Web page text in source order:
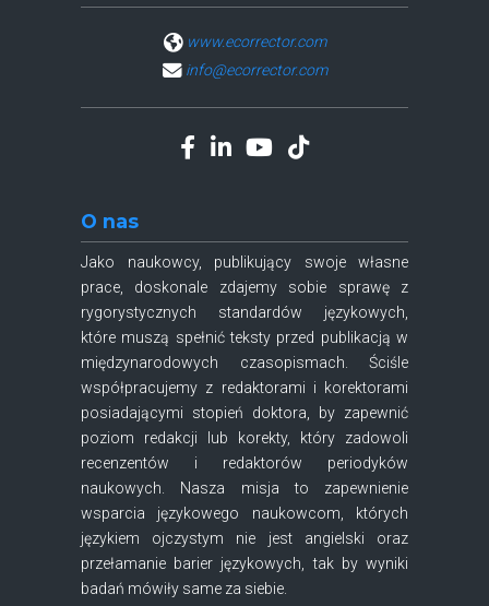
www.ecorrector.com
info@ecorrector.com
O nas
Jako naukowcy, publikujący swoje własne
prace, doskonale zdajemy sobie sprawę z
rygorystycznych standardów językowych,
które muszą spełnić teksty przed publikacją w
międzynarodowych czasopismach. Ściśle
współpracujemy z redaktorami i korektorami
posiadającymi stopień doktora, by zapewnić
poziom redakcji lub korekty, który zadowoli
recenzentów i redaktorów periodyków
naukowych. Nasza misja to zapewnienie
wsparcia językowego naukowcom, których
językiem ojczystym nie jest angielski oraz
przełamanie barier językowych, tak by wyniki
badań mówiły same za siebie.